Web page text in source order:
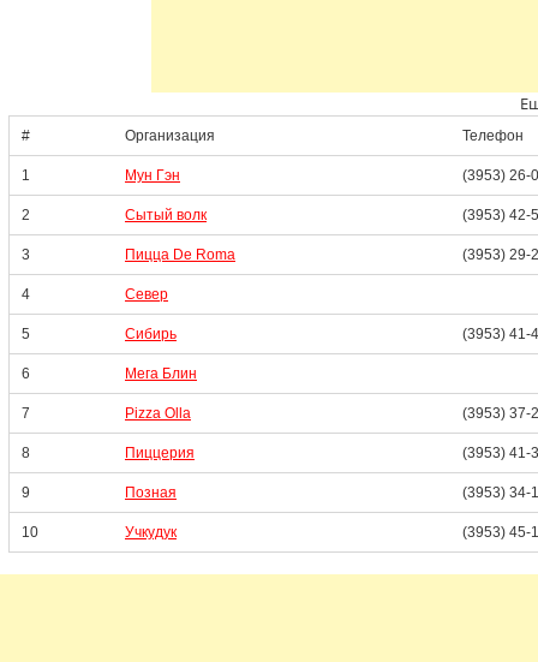
# Организация Телефон
1 Мун Гэн (3953) 26-
2 Сытый волк (3953) 42-
3 Пицца De Roma (3953) 29-
4 Север
5 Сибирь (3953) 41-
6 Мега Блин
7 Pizza Olla (3953) 37-
8 Пиццерия (3953) 41-
9 Позная (3953) 34-
10 Учкудук (3953) 45-